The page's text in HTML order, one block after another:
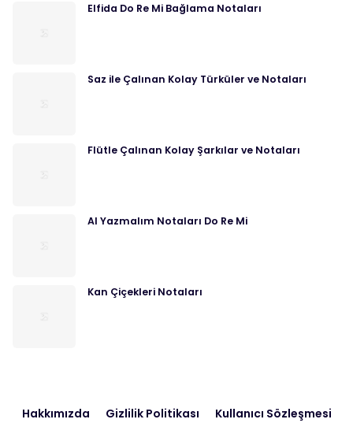
Elfida Do Re Mi Bağlama Notaları
Saz ile Çalınan Kolay Türküler ve Notaları
Flütle Çalınan Kolay Şarkılar ve Notaları
Al Yazmalım Notaları Do Re Mi
Kan Çiçekleri Notaları
Hakkımızda Gizlilik Politikası
Kullanıcı Sözleşmesi